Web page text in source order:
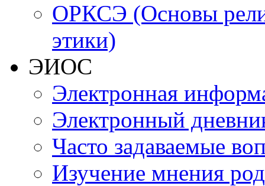
ОРКСЭ (Основы
этики)
ЭИОС
Электронная
Электронный
Часто задаваемые
Изучение мнения